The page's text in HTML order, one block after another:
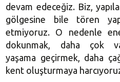
devam edeceğiz. Biz,
gölgesine bile tören
etmiyoruz. O nedenle
dokunmak, daha çok
yaşama geçirmek, daha
kent oluşturmaya